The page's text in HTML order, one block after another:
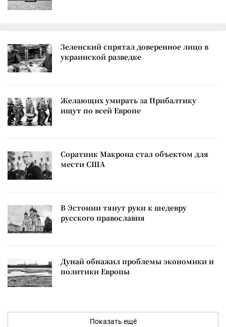
Зеленский спрятал доверенное лицо в
украинской разведке
Желающих умирать за Прибалтику
ищут по всей Европе
Соратник Макрона стал объектом для
мести США
В Эстонии тянут руки к шедевру
русского православия
Дунай обнажил проблемы экономики и
политики Европы
Показать ещё